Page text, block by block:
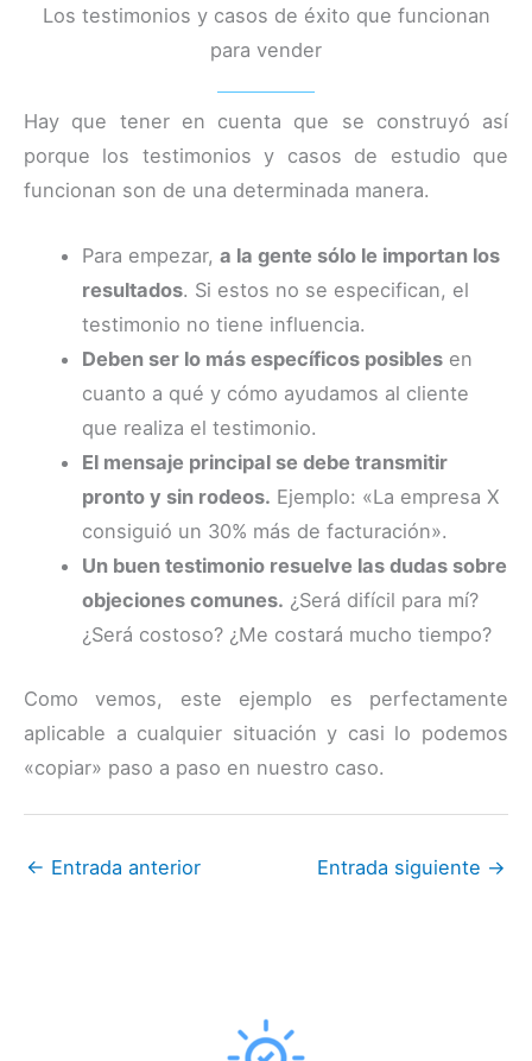
Los testimonios y casos de éxito que funcionan
para vender
Hay que tener en cuenta que se construyó así
porque los testimonios y casos de estudio que
funcionan son de una determinada manera.
Para empezar,a la gente sólo le importan los
resultados. Si estos no se especifican, el
testimonio no tiene influencia.
Deben ser lo más específicos posibles en
cuanto a qué y cómo ayudamos al cliente
que realiza el testimonio.
El mensaje principal se debe transmitir
pronto y sin rodeos. Ejemplo: «La empresa X
consiguió un 30% más de facturación».
Un buen testimonio resuelve las dudas sobre
objeciones comunes. ¿Será difícil para mí?
¿Será costoso? ¿Me costará mucho tiempo?
Como vemos, este ejemplo es perfectamente
aplicable a cualquier situación y casi lo podemos
«copiar» paso a paso en nuestro caso.
← Entrada anterior Entrada siguiente →